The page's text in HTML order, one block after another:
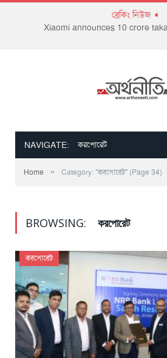
ব্রেকিং নিউজ ➧
Xiaomi announces 10 crore
NAVIGATE: করপোরেট
Home » Category: "করপোরেট" (Page 34)
BROWSING: করপোরেট
করপোরেট